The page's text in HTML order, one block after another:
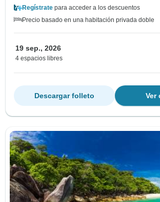
Regístrate para acceder a los descuentos
Precio basado en una habitación privada doble
19 sep., 2026
4 espacios libres
Ver
Descargar folleto